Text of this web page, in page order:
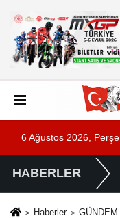
6 Ağustos 2026,
HABERLER
Haberler GÜNDEM